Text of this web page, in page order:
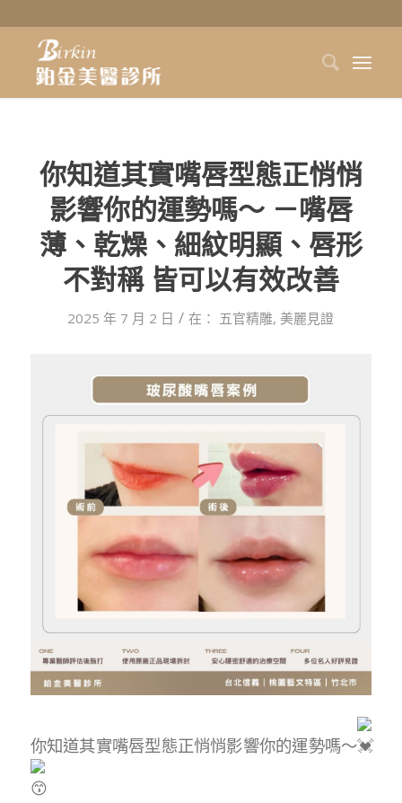
你知道其實嘴唇型態正悄悄
影響你的運勢嗎～ －嘴唇
薄、乾燥、細紋明顯、唇形
不對稱 皆可以有效改善
2025 年 7 月 2 日 / 在： 五官精雕, 美麗見證
你知道其實嘴唇型態正悄悄影響你的運勢嗎～